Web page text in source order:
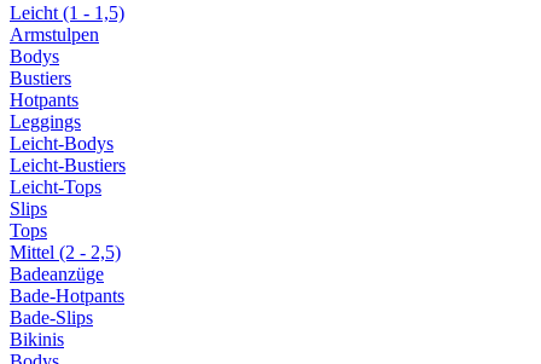
Leicht (1 - 1,5)
Armstulpen
Bodys
Bustiers
Hotpants
Leggings
Leicht-Bodys
Leicht-Bustiers
Leicht-Tops
Slips
Tops
Mittel (2 - 2,5)
Badeanzüge
Bade-Hotpants
Bade-Slips
Bikinis